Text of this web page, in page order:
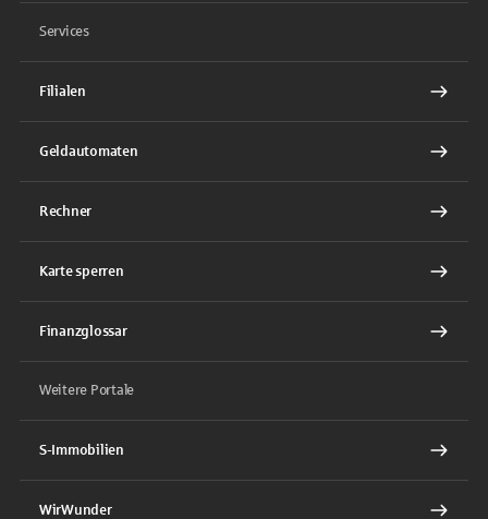
Services
Filialen
Geldautomaten
Rechner
Karte sperren
Finanzglossar
Weitere Portale
S-Immobilien
WirWunder